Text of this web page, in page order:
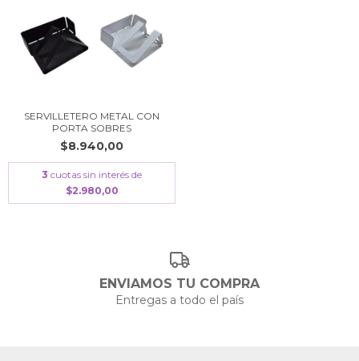
SERVILLETERO METAL CON
PORTA SOBRES
$8.940,00
3 cuotas sin interés de
$2.980,00
ENVIAMOS TU COMPRA
Entregas a todo el país